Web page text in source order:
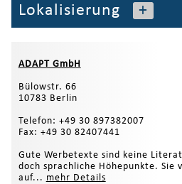
Lokalisierung
+
ADAPT GmbH
Bülowstr. 66
10783 Berlin
Telefon: +49 30 897382007
Fax: +49 30 82407441
Gute Werbetexte sind keine
doch sprachliche Höhepunkte. Sie
auf... mehr Details